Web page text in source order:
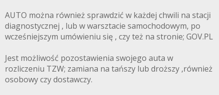
AUTO można również sprawdzić w każdej chwili na stacji
diagnostycznej , lub w warsztacie samochodowym, po
wcześniejszym umówieniu się , czy też na stronie; GOV.PL
Jest możliwość pozostawienia swojego auta w
rozliczeniu TZW; zamiana na tańszy lub droższy ,również
osobowy czy dostawczy.